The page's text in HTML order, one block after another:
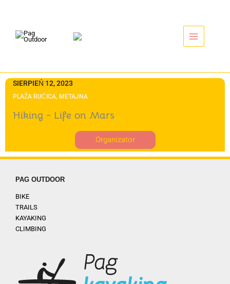
SIERPIEŃ 12, 2023
PLAŽA RUČICA, METAJNA
Hiking - Life on Mars
Organizator
PAG OUTDOOR
BIKE
TRAILS
KAYAKING
CLIMBING